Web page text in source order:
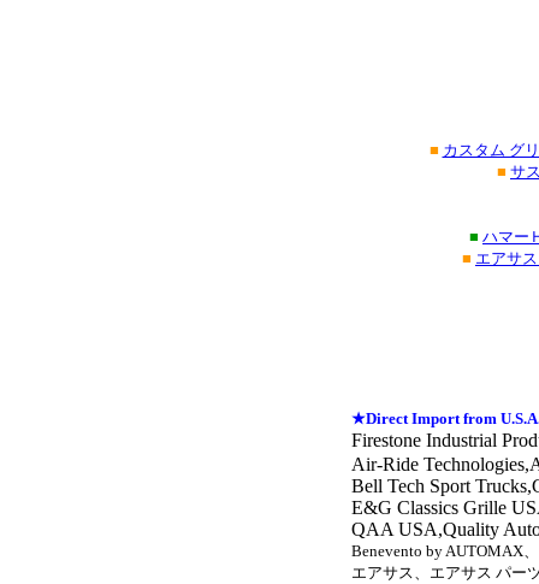
■ カスタム グ
■ サ
■ ハマー
■ エアサ
★Direct Import from
Firestone Industrial
Air-Ride
Bell Tech Sport
E&G Classics Grille
QAA USA,Quality
Benevento by AUTOMAX
エアサス、エアサス パー